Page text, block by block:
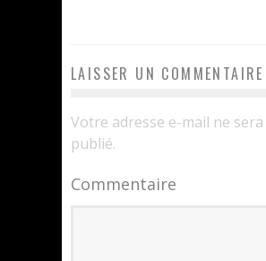
LAISSER UN COMMENTAIRE
Votre adresse e-mail ne sera
publié.
Commentaire